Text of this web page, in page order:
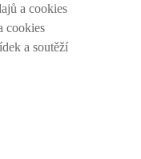
a cookies
cookies
a soutěží